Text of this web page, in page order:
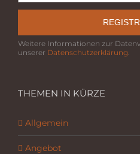
Weitere Informationen zur
unserer Datenschutzerklärung.
THEMEN IN KÜRZE
Allgemein
Angebot